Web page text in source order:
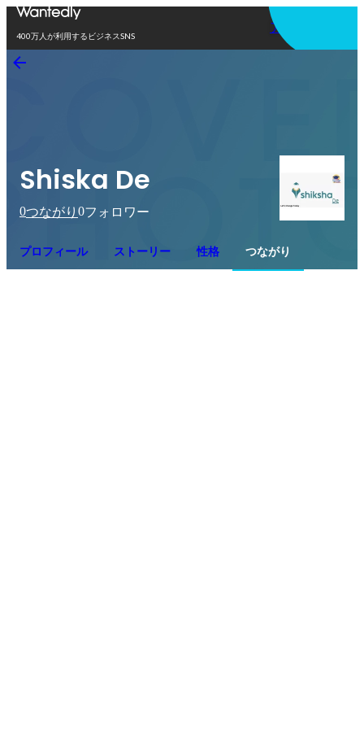
400万人が利用するビジネスSNS
アプリを使う
Shiska De
0つながり 0フォロワー
プロフィール ストーリー 性格 つながり